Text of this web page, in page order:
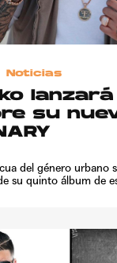
Noticias
lanzará
su
del género urbano
su quinto álbum de